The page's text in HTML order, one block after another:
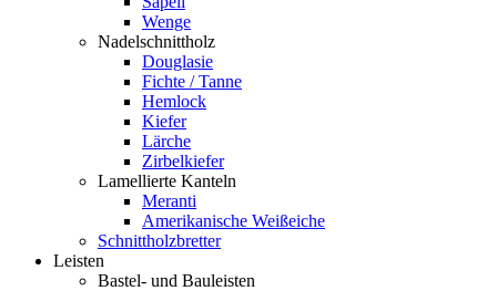
Wenge
Nadelschnittholz
Douglasie
Fichte / Tanne
Hemlock
Kiefer
Lärche
Zirbelkiefer
Lamellierte Kanteln
Meranti
Amerikanische Weißeiche
Schnittholzbretter
Leisten
Bastel- und Bauleisten